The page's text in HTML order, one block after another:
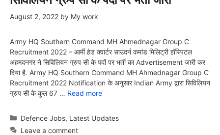
August 2, 2022 by My work
Army HQ Southern Command MH Ahmednagar Group C
Recruitment 2022 – आर्मी हेड क्वार्टर साउदर्न कमांड मिलिट्री हॉस्पिटल
अहमदनगर ने सिविलियन ग्रुप सी के पदों पर भर्ती का Advertisement जारी कर
दिया है. Army HQ Southern Command MH Ahmednagar Group C
Recruitment 2022 Notification के अनुसार Indian Army द्वारा सिविलियन
ग्रुप सी के कुल 67 … Read more
Categories
Defence Jobs, Latest Updates
Leave a comment